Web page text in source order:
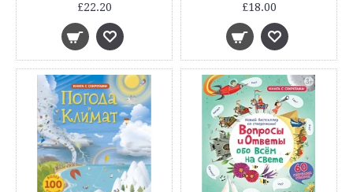
£22.20 £18.00